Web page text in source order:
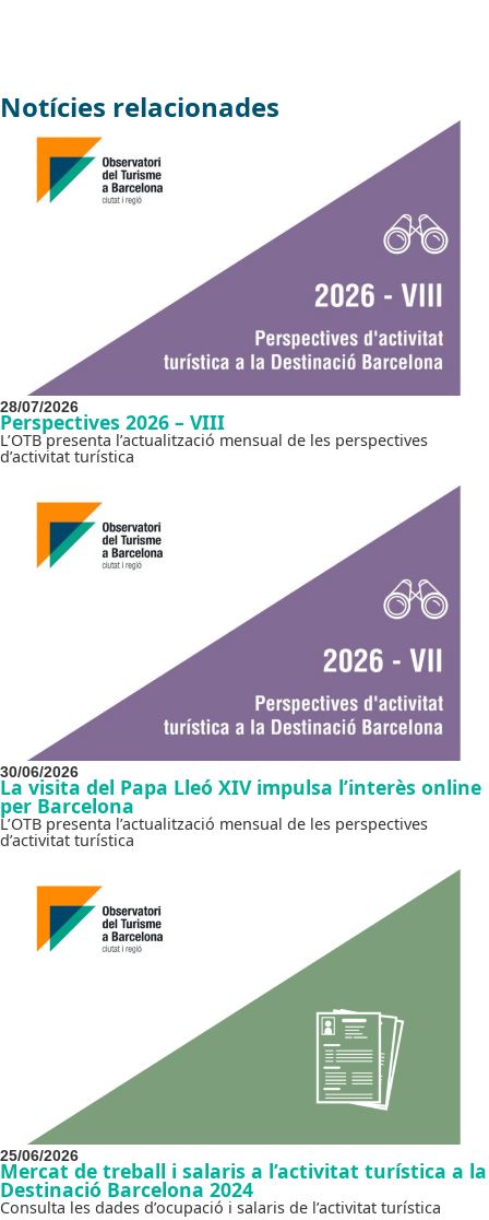
Notícies relacionades
28/07/2026
Perspectives 2026 – VIII
L’OTB presenta l’actualització mensual de les perspectives
d’activitat turística
30/06/2026
La visita del Papa Lleó XIV impulsa l’interès online
per Barcelona
L’OTB presenta l’actualització mensual de les perspectives
d’activitat turística
25/06/2026
Mercat de treball i salaris a l’activitat turística a la
Destinació Barcelona 2024
Consulta les dades d’ocupació i salaris de l’activitat turística